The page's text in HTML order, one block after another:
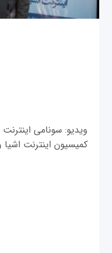
ویدیو: سونامی
کمیسیون اینترنت